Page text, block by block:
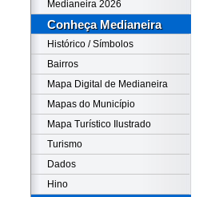
Medianeira 2026
Conheça Medianeira
Histórico / Símbolos
Bairros
Mapa Digital de Medianeira
Mapas do Município
Mapa Turístico Ilustrado
Turismo
Dados
Hino